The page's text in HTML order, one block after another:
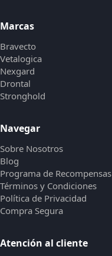
Marcas
Bravecto
Vetalogica
Nexgard
Drontal
Stronghold
Navegar
Sobre Nosotros
Blog
Programa de Recompensas
Términos y Condiciones
Política de Privacidad
Compra Segura
Atención al cliente